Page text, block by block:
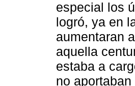
especial los
logró, ya en
aumentaran
aquella
estaba a
no